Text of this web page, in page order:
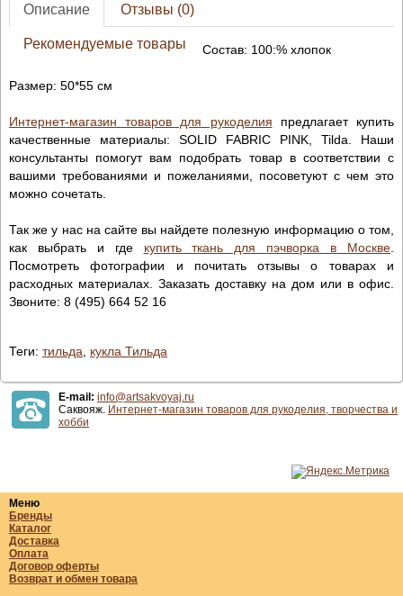
Описание Отзывы (0)
Рекомендуемые товары Состав: 100:% хлопок
Размер: 50*55 см
Интернет-магазин товаров для рукоделия предлагает купить
качественные материалы: SOLID FABRIC PINK, Tilda. Наши
консультанты помогут вам подобрать товар в соответствии с
вашими требованиями и пожеланиями, посоветуют с чем это
можно сочетать.
Так же у нас на сайте вы найдете полезную информацию о том,
как выбрать и где купить ткань для пэчворка в Москве
Посмотреть фотографии и почитать отзывы о товарах и
расходных материалах. Заказать доставку на дом или в офис.
Звоните: 8 (495) 664 52 16
Теги: тильда кукла Тильда
E-mail: info@artsakvoyaj.ru
Саквояж. Интернет-магазин товаров для рукоделия, творчества и
хобби
Меню
Бренды
Каталог
Доставка
Оплата
Договор оферты
Возврат и обмен товара